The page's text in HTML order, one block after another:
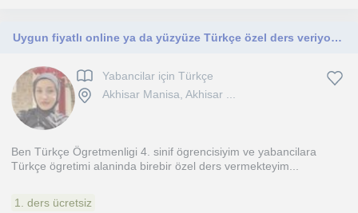
Uygun fiyatlı online ya da yüzyüze Türkçe özel ders veriyorum
Yabancilar için Türkçe
Akhisar Manisa, Akhisar ...
Ben Türkçe Ögretmenligi 4. sinif ögrencisiyim ve yabancilara
Türkçe ögretimi alaninda birebir özel ders vermekteyim...
1. ders ücretsiz